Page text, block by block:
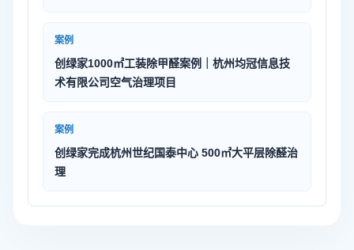
案例
创绿家1000㎡工装除甲醛案例｜杭州均冠信息技
术有限公司空气治理项目
案例
创绿家完成杭州世纪国泰中心 500㎡大平层除醛治
理